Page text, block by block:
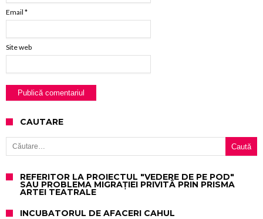
Email *
Site web
CAUTARE
Caută după:
REFERITOR LA PROIECTUL "VEDERE DE PE POD"
SAU PROBLEMA MIGRAȚIEI PRIVITĂ PRIN PRISMA
ARTEI TEATRALE
INCUBATORUL DE AFACERI CAHUL